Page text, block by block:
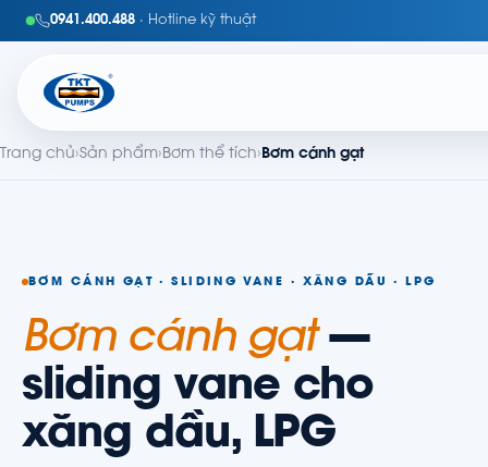
0941.400.488 · Hotline kỹ thuật
Trang chủ›Sản phẩm›Bơm thể tích›Bơm cánh gạt
BƠM CÁNH GẠT · SLIDING VANE · XĂNG DẦU · LPG
Bơm cánh gạt—
sliding vane cho
xăng dầu, LPG